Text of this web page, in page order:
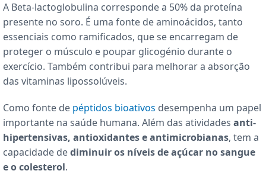
A Beta-lactoglobulina corresponde a 50% da proteína
presente no soro. É uma fonte de aminoácidos, tanto
essenciais como ramificados, que se encarregam de
proteger o músculo e poupar glicogénio durante o
exercício. Também contribui para melhorar a absorção
das vitaminas lipossolúveis.
Como fonte de péptidos bioativos desempenha um papel
importante na saúde humana. Além das atividades anti-
hipertensivas, antioxidantes e antimicrobianas, tem a
capacidade dediminuir os níveis de açúcar no sangue
e o colesterol.